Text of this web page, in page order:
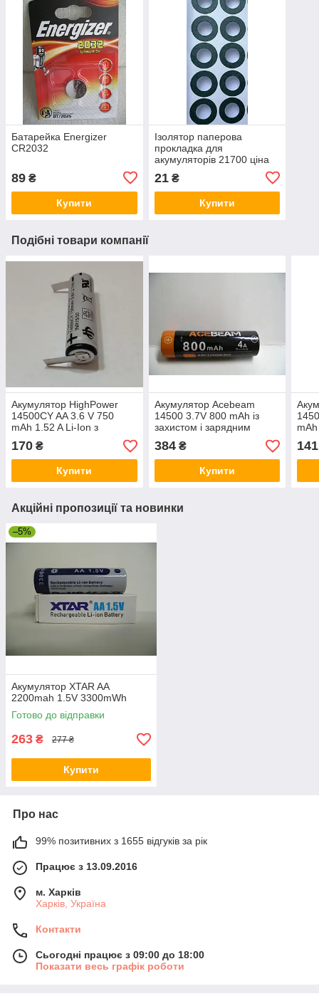
Батарейка Energizer
CR2032
89 ₴
Купити
Ізолятор паперова
прокладка для
акумуляторів 21700 ціна
21₴
Купити
Подібні товари компанії
Акумулятор HighPower
14500CY AA 3.6 V 750
mAh 1.52 A Li-Ion з
виведенням
170 ₴
Купити
Акумулятор Acebeam
14500 3.7V 800 mAh із
захистом і зарядним
пристроєм
384₴
Купити
141
Акційні пропозиції та новинки
–5%
Акумулятор XTAR AA
2200mah 1.5V 3300mWh
Готово до відправки
263 ₴ 277 ₴
Купити
Про нас
99% позитивних з 1655 відгуків за рік
Працює з 13.09.2016
м. Харків
Харків, Україна
Контакти
Сьогодні працює з 09:00 до 18:00
Показати весь графік роботи